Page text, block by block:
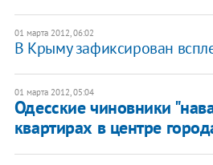
01 марта 2012, 06:02
В Крыму зафиксирован
01 марта 2012, 05:04
Одесские чиновники
квартирах в центре